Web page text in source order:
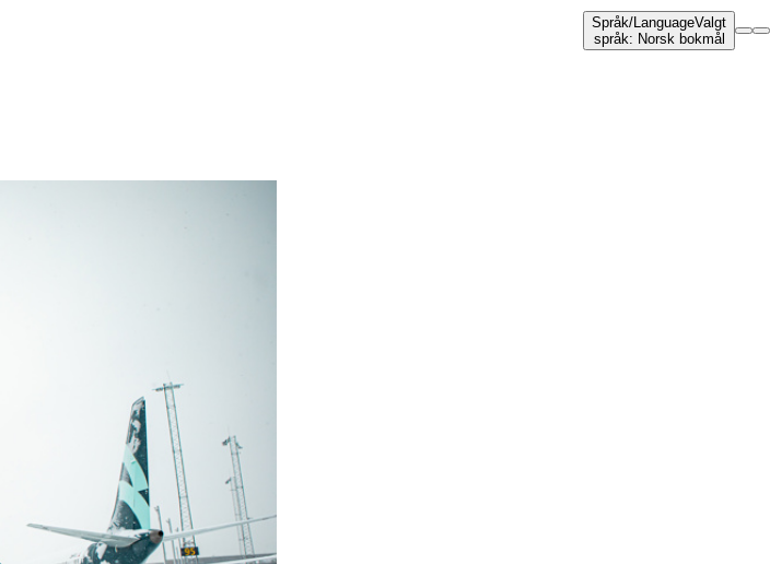
Språk/LanguageValgt
språk: Norsk bokmål